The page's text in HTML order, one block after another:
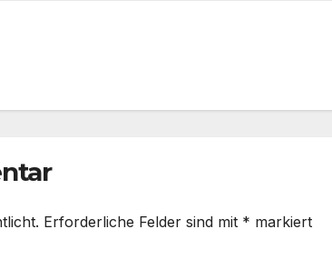
Erforderliche Felder sind mit * markiert